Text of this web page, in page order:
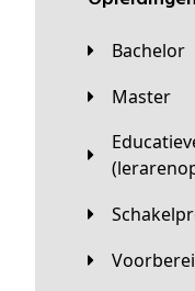
Bachelor
Master
Educatieve master